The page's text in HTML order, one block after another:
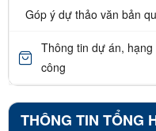
Góp ý dự thảo văn bản
Thông tin dự án,
công
THÔNG TIN TỔNG